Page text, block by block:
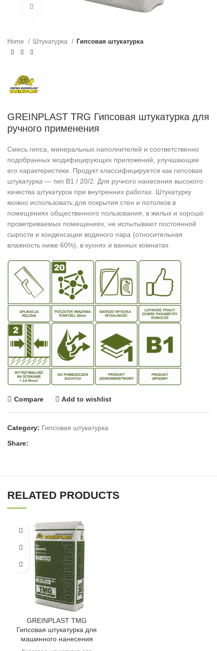
Home Штукатурка Гипсовая штукатурка
GREINPLAST TRG Гипсовая штукатурка для
ручного применения
Смесь гипса, минеральных наполнителей и соответственно
подобранных модифицирующих приложений, улучшающие
его характеристики. Продукт классифицируется как гипсовая
штукатурка — тип B1 / 20/2. Для ручного нанесения высокого
качества штукатурок при внутренних работах. Штукатурку
можно использовать для покрытия стен и потолков в
помещениях общественного пользования, в жилых и хорошо
проветриваемых помещениях, не испытывают постоянной
сырости и конденсации водяного пара (относительная
влажность ниже 60%), в кухнях и ванных комнатах
Compare Add to wishlist
Category: Гипсовая штукатурка
Share:
RELATED PRODUCTS
GREINPLAST TMG
Гипсовая штукатурка для
машинного нанесения